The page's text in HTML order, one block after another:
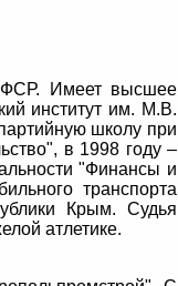
Имеет высшее
институт им. М.В.
школу при
в 1998 году –
"Финансы и
транспорта
Крым. Судья
атлетике.